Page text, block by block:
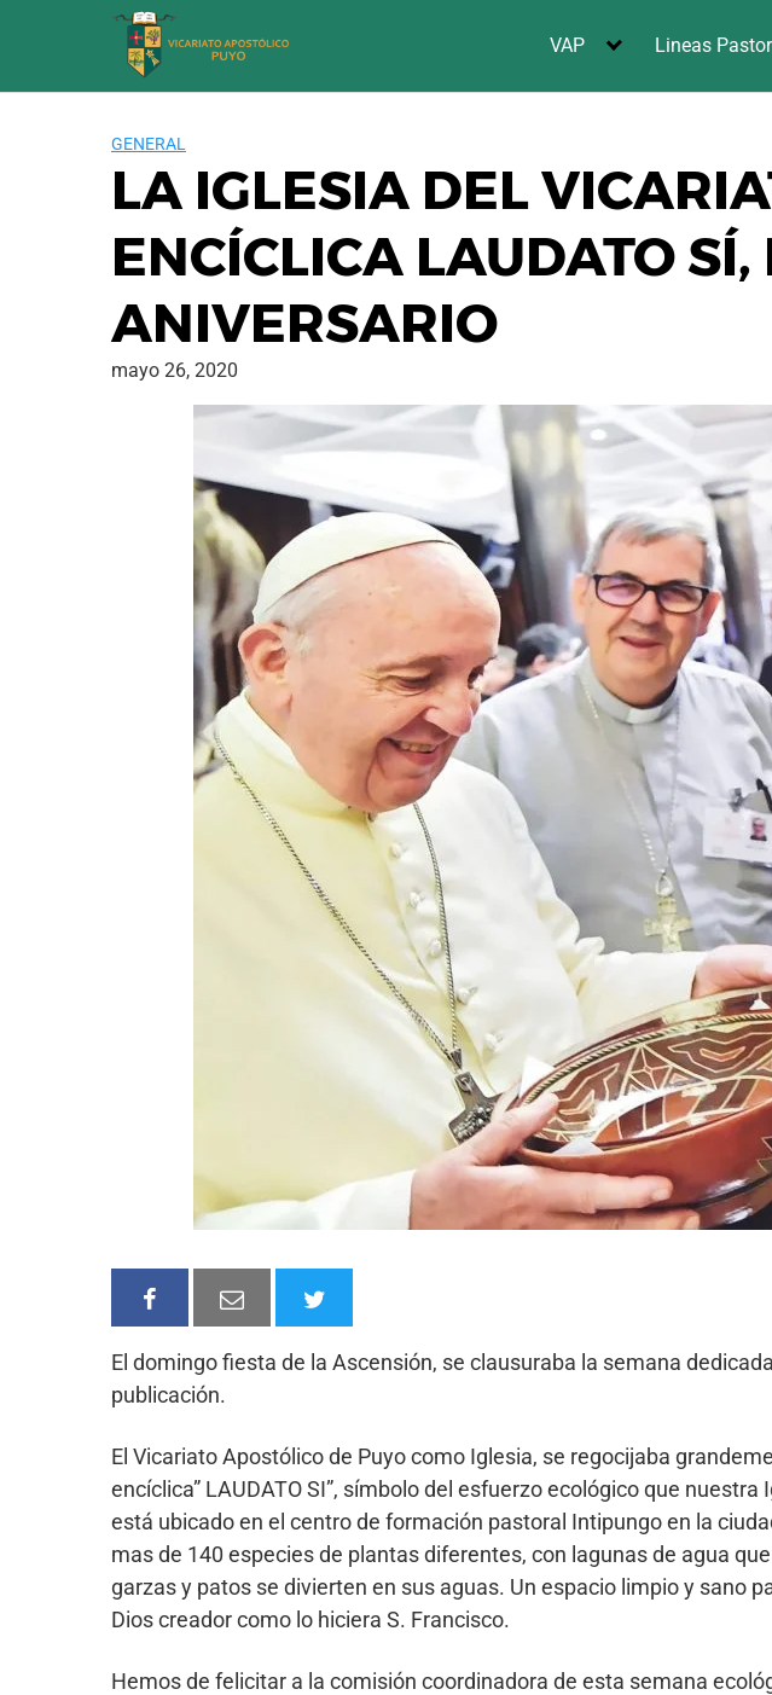
VAP Lineas
GENERAL
LA IGLESIA DEL
ENCÍCLICA LAUDATO
ANIVERSARIO
mayo 26, 2020
El domingo fiesta de la Ascensión, se clausuraba la semana
publicación.
El Vicariato Apostólico de Puyo como Iglesia, se regocijaba
encíclica” LAUDATO SI”, símbolo del esfuerzo ecológico que
está ubicado en el centro de formación pastoral Intipungo en la
mas de 140 especies de plantas diferentes, con lagunas de agua
garzas y patos se divierten en sus aguas. Un espacio limpio y sano
Dios creador como lo hiciera S. Francisco.
Hemos de felicitar a la comisión coordinadora de esta semana